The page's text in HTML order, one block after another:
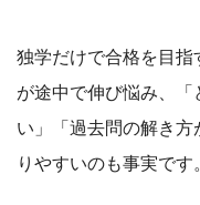
独学だけで合格を目
が途中で伸び悩み、
い」「過去問の解き
りやすいのも事実です。